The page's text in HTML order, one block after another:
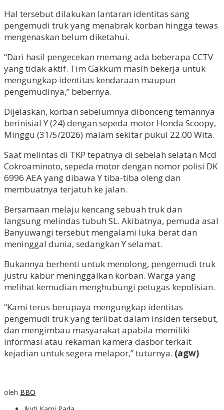
Hal tersebut dilakukan lantaran identitas sang
pengemudi truk yang menabrak korban hingga tewas
mengenaskan belum diketahui.
“Dari hasil pengecekan memang ada beberapa CCTV
yang tidak aktif. Tim Gakkum masih bekerja untuk
mengungkap identitas kendaraan maupun
pengemudinya,” bebernya.
Dijelaskan, korban sebelumnya dibonceng temannya
berinisial Y (24) dengan sepeda motor Honda Scoopy,
Minggu (31/5/2026) malam sekitar pukul 22.00 Wita.
Saat melintas di TKP tepatnya di sebelah selatan Mcd
Cokroaminoto, sepeda motor dengan nomor polisi DK
6996 AEA yang dibawa Y tiba-tiba oleng dan
membuatnya terjatuh ke jalan.
Bersamaan melaju kencang sebuah truk dan
langsung melindas tubuh SL. Akibatnya, pemuda asal
Banyuwangi tersebut mengalami luka berat dan
meninggal dunia, sedangkan Y selamat.
Bukannya berhenti untuk menolong, pengemudi truk
justru kabur meninggalkan korban. Warga yang
melihat kemudian menghubungi petugas kepolisian.
“Kami terus berupaya mengungkap identitas
pengemudi truk yang terlibat dalam insiden tersebut,
dan mengimbau masyarakat apabila memiliki
informasi atau rekaman kamera dasbor terkait
kejadian untuk segera melapor,” tuturnya. (agw)
oleh BBO